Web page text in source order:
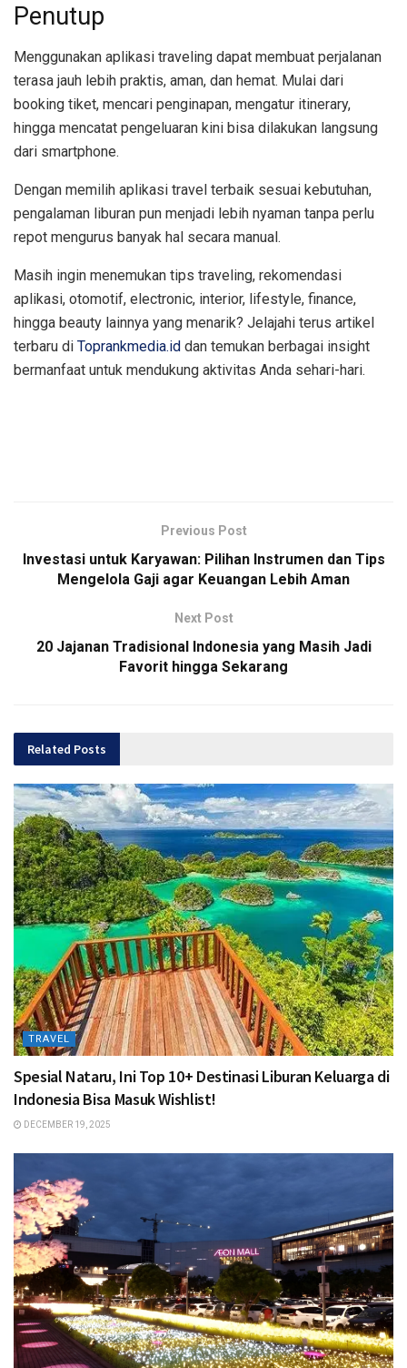
Penutup
Menggunakan aplikasi traveling dapat membuat perjalanan
terasa jauh lebih praktis, aman, dan hemat. Mulai dari
booking tiket, mencari penginapan, mengatur itinerary,
hingga mencatat pengeluaran kini bisa dilakukan langsung
dari smartphone.
Dengan memilih aplikasi travel terbaik sesuai kebutuhan,
pengalaman liburan pun menjadi lebih nyaman tanpa perlu
repot mengurus banyak hal secara manual.
Masih ingin menemukan tips traveling, rekomendasi
aplikasi, otomotif, electronic, interior, lifestyle, finance,
hingga beauty lainnya yang menarik? Jelajahi terus artikel
terbaru di Toprankmedia.id dan temukan berbagai insight
bermanfaat untuk mendukung aktivitas Anda sehari-hari.
Previous Post
Investasi untuk Karyawan: Pilihan Instrumen dan Tips
Mengelola Gaji agar Keuangan Lebih Aman
Next Post
20 Jajanan Tradisional Indonesia yang Masih Jadi
Favorit hingga Sekarang
Related Posts
TRAVEL
Spesial Nataru, Ini Top 10+ Destinasi Liburan Keluarga di
Indonesia Bisa Masuk Wishlist!
DECEMBER 19, 2025